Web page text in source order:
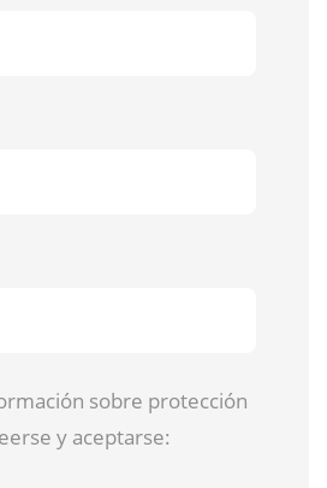
sobre protección
y aceptarse: